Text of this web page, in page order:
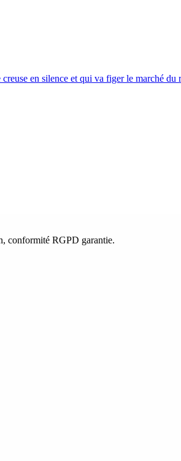
en silence et qui va figer le marché du
conformité RGPD garantie.